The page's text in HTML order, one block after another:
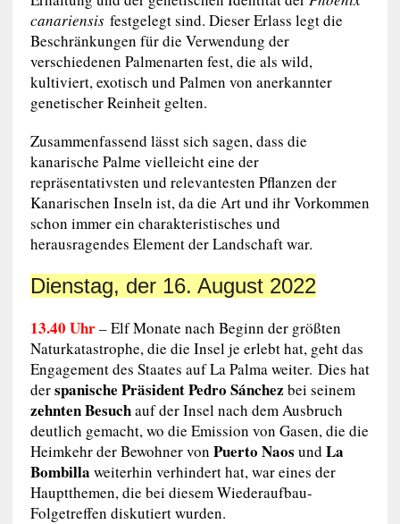
canariensisfestgelegt sind. Dieser Erlass legt die
Beschränkungen für die Verwendung der
verschiedenen Palmenarten fest, die als wild,
kultiviert, exotisch und Palmen von anerkannter
genetischer Reinheit gelten.
Zusammenfassend lässt sich sagen, dass die
kanarische Palme vielleicht eine der
repräsentativsten und relevantesten Pflanzen der
Kanarischen Inseln ist, da die Art und ihr Vorkommen
schon immer ein charakteristisches und
herausragendes Element der Landschaft war.
Dienstag, der 16. August 2022
13.40 Uhr–Elf Monate nach Beginn der größten
Naturkatastrophe, die die Insel je erlebt hat, geht das
Engagement des Staates auf La Palma weiter. Dies hat
derspanische Präsident Pedro Sánchez bei seinem
zehnten Besuchauf der Insel nach dem Ausbruch
deutlich gemacht, wo die Emission von Gasen, die die
Heimkehr der Bewohner von Puerto Naos und La
Bombilla weiterhin verhindert hat, war eines der
Hauptthemen, die bei diesem Wiederaufbau-
Folgetreffen diskutiert wurden.